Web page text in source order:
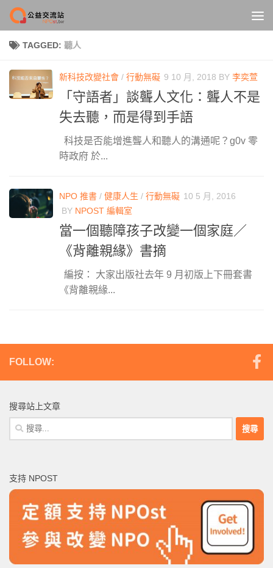
Skip to content
TAGGED: 聽人
新科技改變社會 / 行動無礙 9 10 月, 2018 BY 李奕萱
「守語者」談聾人文化：聾人不是
失去聽，而是得到手語
科技是否能增進聾人和聽人的溝通呢？g0v 零
時政府 於...
NPO 推書 / 健康人生 / 行動無礙 10 5 月, 2016
BY NPOST 編輯室
當一個聽障孩子改變一個家庭／
《背離親緣》書摘
編按： 大家出版社去年 9 月初版上下冊套書
《背離親緣...
FOLLOW:
搜尋站上文章
搜
尋
字:
支持 NPOST